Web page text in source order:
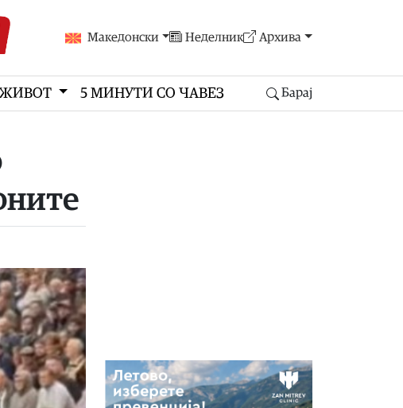
Македонски Неделник Архива
5 МИНУТИ СО ЧАВЕЗ Барај